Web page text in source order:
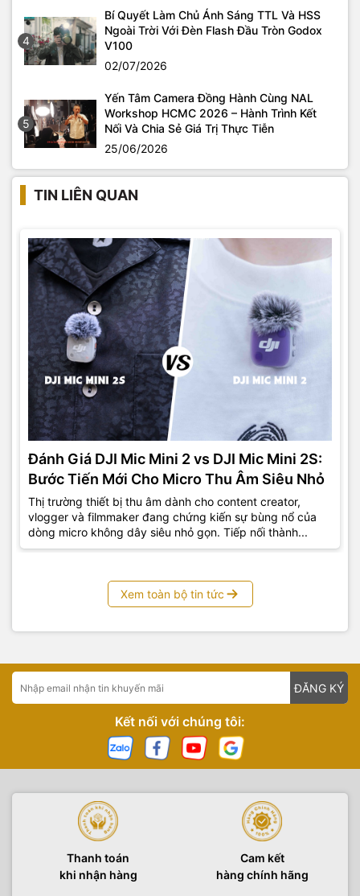
4
Bí Quyết Làm Chủ Ánh Sáng TTL Và HSS
Ngoài Trời Với Đèn Flash Đầu Tròn Godox
V100
02/07/2026
5
Yến Tâm Camera Đồng Hành Cùng NAL
Workshop HCMC 2026 – Hành Trình Kết
Nối Và Chia Sẻ Giá Trị Thực Tiễn
25/06/2026
TIN LIÊN QUAN
Đánh Giá DJI Mic Mini 2 vs DJI Mic Mini 2S:
Bước Tiến Mới Cho Micro Thu Âm Siêu Nhỏ
Thị trường thiết bị thu âm dành cho content creator,
vlogger và filmmaker đang chứng kiến sự bùng nổ của
dòng micro không dây siêu nhỏ gọn. Tiếp nối thành...
Xem toàn bộ tin tức
ĐĂNG KÝ
Kết nối với chúng tôi:
Thanh toán
khi nhận hàng
Cam kết
hàng chính hãng